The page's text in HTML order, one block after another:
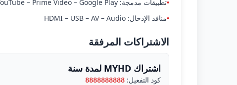
•تطبيقات مدمجة: Netflix – YouTube – Prime Video – Google Play
•منافذ الإدخال: HDMI – USB – AV – Audio
الاشتراكات المرفقة
اشتراك MYHD لمدة سنة
كود التفعيل: 8888888888